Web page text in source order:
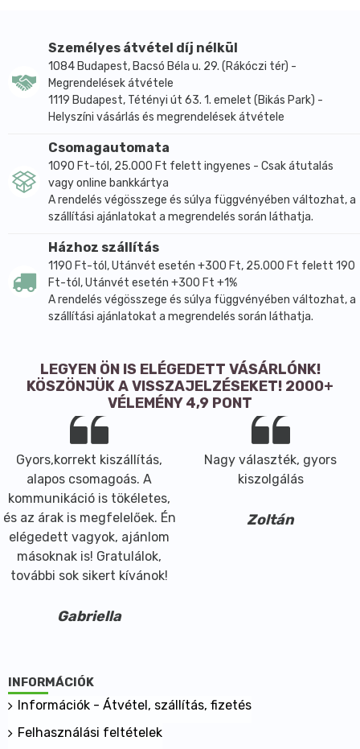
cellulóz, stabilizátor: (polivinilpirrolidon, hidroxi-
propil-metil-cellulóz, polietilénglikol), csomósodást
gátló: (magnézium-sztearát, talkum), piridoxin-
hidroklorid, színezék: (titán-dioxid, vasoxid sárga,
vasoxid fekete).
Hatóanyagok:
Magnézium: 250 mg (RDA 67%)
B6-vitamin: 5 mg (RDA 357%)
Figyelmeztetés:
A fogyasztásra ajánlott napi adadot ne lépje túl! Az
étrend-kiegészítő tabletta fogyasztása nem
elzárva tartandó!
Szobahőmérsékleten,15 °C-25 °C-on tárolandó.
Személyes átvétel díj nélkül
1084 Budapest, Bacsó Béla u. 29. (Rákóczi tér) -
Megrendelések átvétele
1119 Budapest, Tétényi út 63. 1. emelet (Bikás Park) -
Helyszíni vásárlás és megrendelések átvétele
Csomagautomata
1090 Ft-tól, 25.000 Ft felett ingyenes - Csak átutalás
vagy online bankkártya
A rendelés végösszege és súlya függvényében változhat, a
szállítási ajánlatokat a megrendelés során láthatja.
Házhoz szállítás
1190 Ft-tól, Utánvét esetén +300 Ft, 25.000 Ft felett 190
Ft-tól, Utánvét esetén +300 Ft +1%
A rendelés végösszege és súlya függvényében változhat, a
szállítási ajánlatokat a megrendelés során láthatja.
LEGYEN ÖN IS ELÉGEDETT VÁSÁRLÓNK!
KÖSZÖNJÜK A VISSZAJELZÉSEKET! 2000+
VÉLEMÉNY 4,9 PONT
Gyors,korrekt kiszállítás,
alapos csomagoás. A
kommunikáció is tökéletes,
és az árak is megfelelőek. Én
elégedett vagyok, ajánlom
másoknak is! Gratulálok,
további sok sikert kívánok!
Gabriella
Nagy választék, gyors
kiszolgálás
Zoltán
INFORMÁCIÓK
Információk - Átvétel, szállítás, fizetés
Felhasználási feltételek